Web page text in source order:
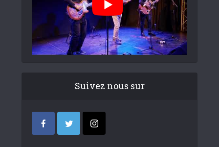
Suivez nous sur